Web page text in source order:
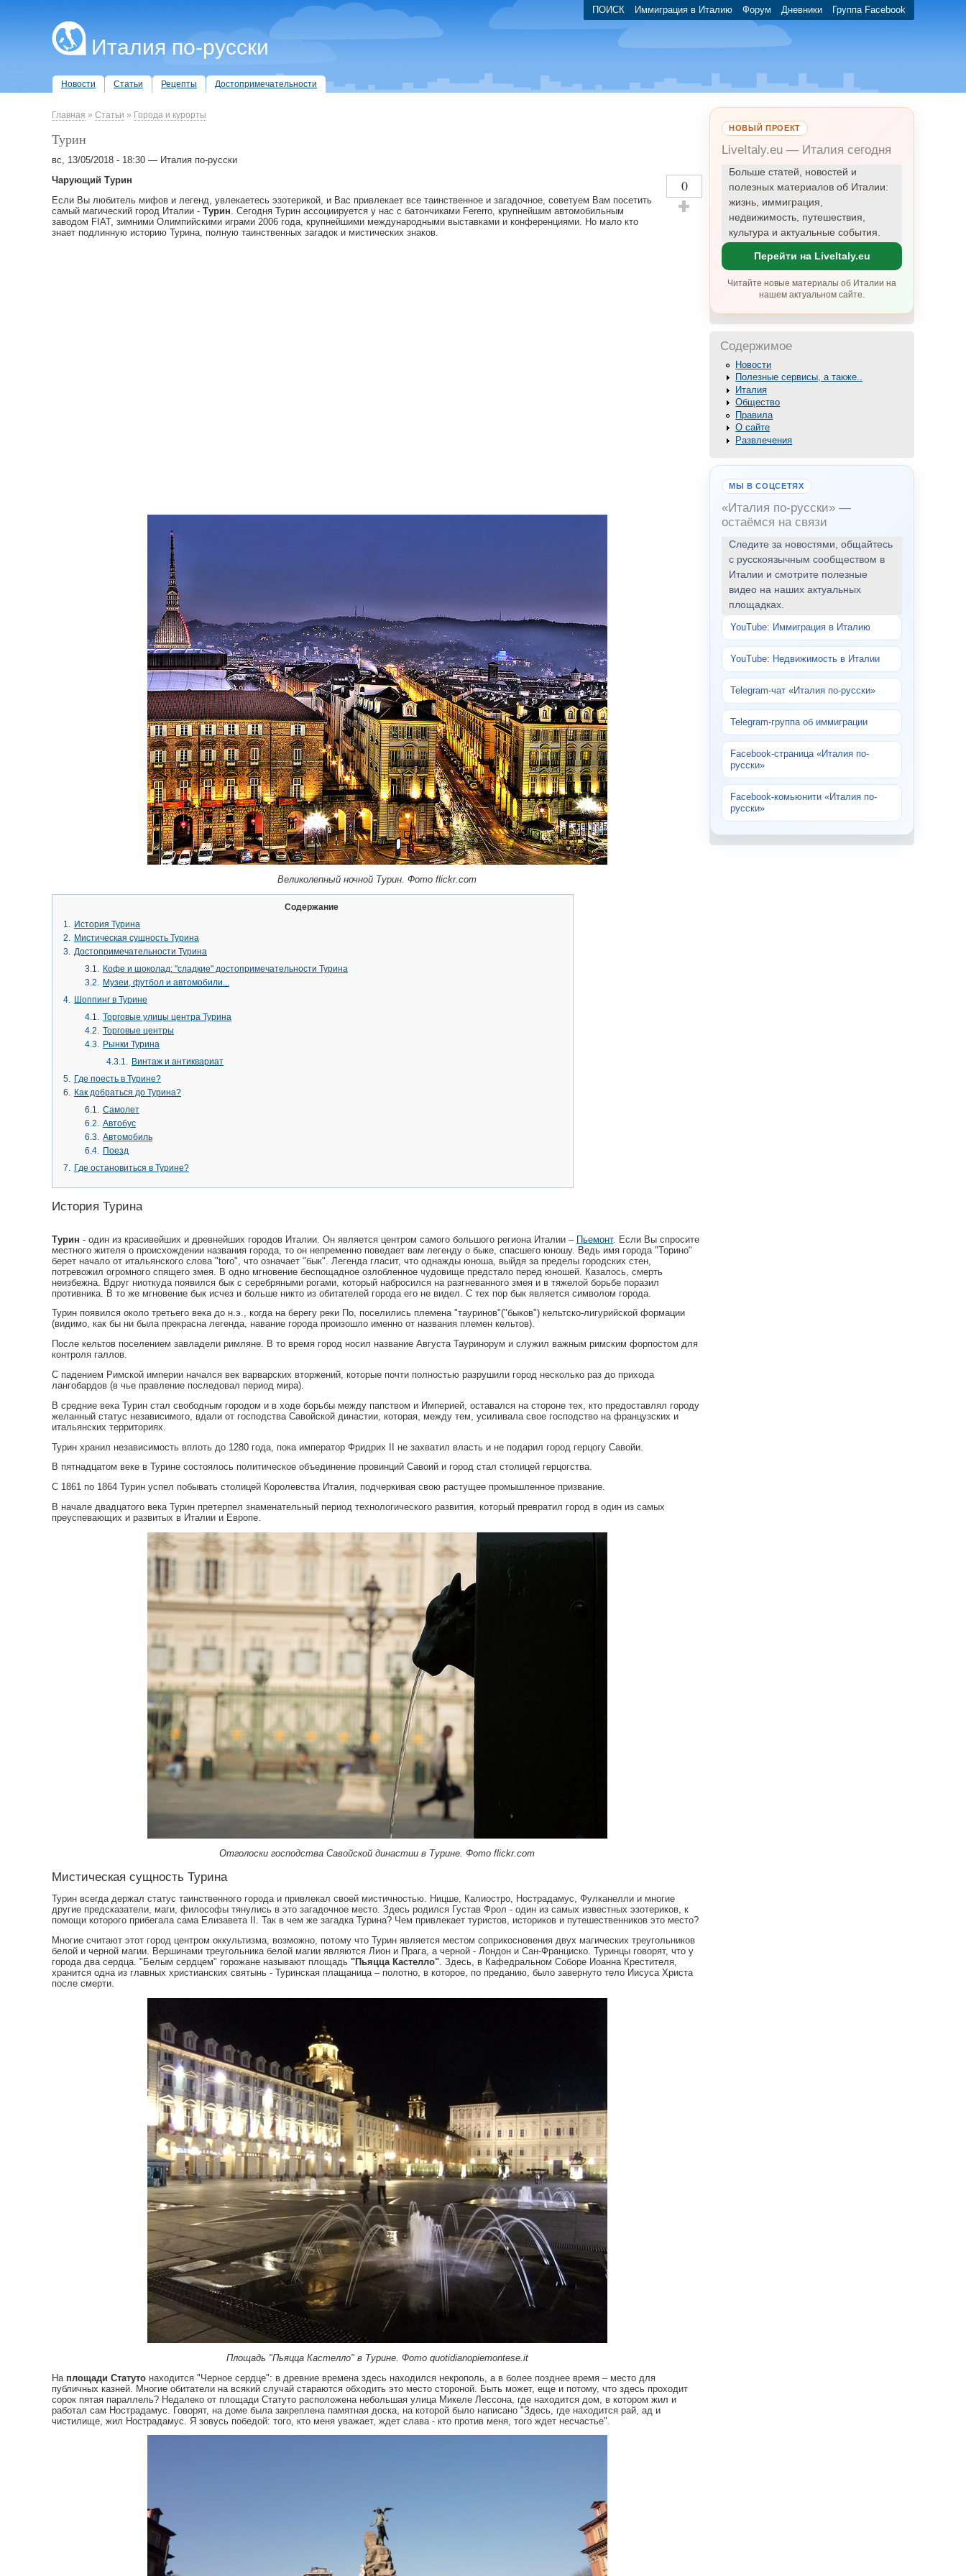
Италия по-русски
ПОИСК Иммиграция в Италию Форум Дневники Группа Facebook
Новости Статьи Рецепты Достопримечательности
Главная » Статьи » Города и курорты
Турин
вс, 13/05/2018 - 18:30 — Италия по-русски
0
Оставить плюсик!
Чарующий Турин
Если Вы любитель мифов и легенд, увлекаетесь эзотерикой, и Вас привлекает все таинственное и загадочное, советуем Вам посетить
самый магический город Италии - Турин . Сегодня Турин ассоциируется у нас с батончиками Fererro, крупнейшим автомобильным
заводом FIAT, зимними Олимпийскими играми 2006 года, крупнейшими международными выставками и конференциями. Но мало кто
знает подлинную историю Турина, полную таинственных загадок и мистических знаков.
Великолепный ночной Турин. Фото flickr.com
Содержание
1.
История Турина
2.
Мистическая сущность Турина
3.
Достопримечательности Турина
3.1.
Кофе и шоколад: "сладкие" достопримечательности Турина
3.2.
Музеи, футбол и автомобили...
4.
Шоппинг в Турине
4.1.
Торговые улицы центра Турина
4.2.
Торговые центры
4.3.
Рынки Турина
4.3.1.
Винтаж и антиквариат
5.
Где поесть в Турине?
6.
Как добраться до Турина?
6.1.
Самолет
6.2.
Автобус
6.3. Автомобиль
6.4.
Поезд
7.
Где остановиться в Турине?
История Турина
Турин - один из красивейших и древнейших городов Италии. Он является центром самого большого региона Италии – Пьемонт. Если Вы спросите
местного жителя о происхождении названия города, то он непременно поведает вам легенду о быке, спасшего юношу. Ведь имя города "Торино"
берет начало от итальянского слова "toro", что означает "бык". Легенда гласит, что однажды юноша, выйдя за пределы городских стен,
потревожил огромного спящего змея. В одно мгновение беспощадное озлобленное чудовище предстало перед юношей. Казалось, смерть
неизбежна. Вдруг ниоткуда появился бык с серебряными рогами, который набросился на разгневанного змея и в тяжелой борьбе поразил
противника. В то же мгновение бык исчез и больше никто из обитателей города его не видел. С тех пор бык является символом города.
Турин появился около третьего века до н.э., когда на берегу реки По, поселились племена "тауринов"("быков") кельтско-лигурийской формации
(видимо, как бы ни была прекрасна легенда, навание города произошло именно от названия племен кельтов).
После кельтов поселением завладели римляне. В то время город носил название Августа Тауринорум и служил важным римским форпостом для
контроля галлов.
С падением Римской империи начался век варварских вторжений, которые почти полностью разрушили город несколько раз до прихода
лангобардов (в чье правление последовал период мира).
В средние века Турин стал свободным городом и в ходе борьбы между папством и Империей, оставался на стороне тех, кто предоставлял городу
желанный статус независимого, вдали от господства Савойской династии, которая, между тем, усиливала свое господство на французских и
итальянских территориях.
Турин хранил независимость вплоть до 1280 года, пока император Фридрих II не захватил власть и не подарил город герцогу Савойи.
В пятнадцатом веке в Турине состоялось политическое объединение провинций Савоий и город стал столицей герцогства.
С 1861 по 1864 Турин успел побывать столицей Королевства Италия, подчеркивая свою растущее промышленное призвание.
В начале двадцатого века Турин претерпел знаменательный период технологического развития, который превратил город в один из самых
преуспевающих и развитых в Италии и Европе.
Отголоски господства Савойской династии в Турине. Фото flickr.com
Мистическая сущность Турина
Турин всегда держал статус таинственного города и привлекал своей мистичностью. Ницше, Калиостро, Нострадамус, Фулканелли и многие
другие предсказатели, маги, философы тянулись в это загадочное место. Здесь родился Густав Фрол - один из самых известных эзотериков, к
помощи которого прибегала сама Елизавета II. Так в чем же загадка Турина? Чем привлекает туристов, историков и путешественников это место?
Многие считают этот город центром оккультизма, возможно, потому что Турин является местом соприкосновения двух магических треугольников
белой и черной магии. Вершинами треугольника белой магии являются Лион и Прага, а черной - Лондон и Сан-Франциско. Туринцы говорят, что у
города два сердца. "Белым сердцем" горожане называют площадь "Пьяцца Кастелло". Здесь, в Кафедральном Соборе Иоанна Крестителя,
хранится одна из главных христианских святынь - Туринская плащаница – полотно, в которое, по преданию, было завернуто тело Иисуса Христа
после смерти.
Площадь "Пьяцца Кастелло" в Турине. Фото quotidianopiemontese.it
На площади Статуто находится "Черное сердце": в древние времена здесь находился некрополь, а в более позднее время – место для
публичных казней. Многие обитатели на всякий случай стараются обходить это место стороной. Быть может, еще и потому, что здесь проходит
сорок пятая параллель? Недалеко от площади Статуто расположена небольшая улица Микеле Лессона, где находится дом, в котором жил и
работал сам Нострадамус. Говорят, на доме была закреплена памятная доска, на которой было написано "Здесь, где находится рай, ад и
чистилище, жил Нострадамус. Я зовусь победой: того, кто меня уважает, ждет слава - кто против меня, того ждет несчастье".
НОВЫЙ ПРОЕКТ
LiveItaly.eu — Италия сегодня
Больше статей, новостей и
полезных материалов об Италии:
жизнь, иммиграция,
недвижимость, путешествия,
культура и актуальные события.
Перейти на LiveItaly.eu
Читайте новые материалы об Италии на
нашем актуальном сайте.
Содержимое
Новости
Полезные сервисы, а также..
Италия
Общество
Правила
О сайте
Развлечения
МЫ В СОЦСЕТЯХ
«Италия по-русски» —
остаёмся на связи
Следите за новостями, общайтесь
с русскоязычным сообществом в
Италии и смотрите полезные
видео на наших актуальных
площадках.
YouTube: Иммиграция в Италию
YouTube: Недвижимость в Италии
Telegram-чат «Италия по-русски»
Telegram-группа об иммиграции
Facebook-страница «Италия по-
русски»
Facebook-комьюнити «Италия по-
русски»